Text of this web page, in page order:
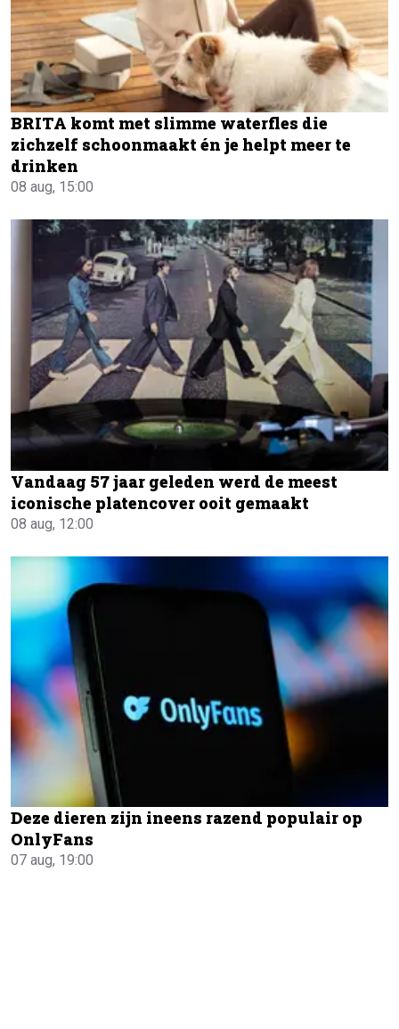
BRITA komt met slimme waterfles die
zichzelf schoonmaakt én je helpt meer te
drinken
08 aug, 15:00
Vandaag 57 jaar geleden werd de meest
iconische platencover ooit gemaakt
08 aug, 12:00
Deze dieren zijn ineens razend populair op
OnlyFans
07 aug, 19:00